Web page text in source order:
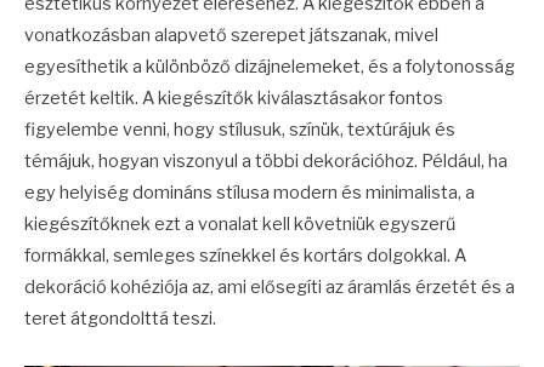
vonatkozásban alapvető szerepet játszanak, mivel
egyesíthetik a különböző dizájnelemeket, és a folytonosság
érzetét keltik. A kiegészítők kiválasztásakor fontos
figyelembe venni, hogy stílusuk, színük, textúrájuk és
témájuk, hogyan viszonyul a többi dekorációhoz. Például, ha
egy helyiség domináns stílusa modern és minimalista, a
kiegészítőknek ezt a vonalat kell követniük egyszerű
formákkal, semleges színekkel és kortárs dolgokkal. A
dekoráció kohéziója az, ami elősegíti az áramlás érzetét és a
teret átgondolttá teszi.